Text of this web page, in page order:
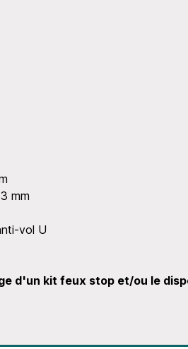
mm
vol U
d'un kit feux stop et/ou le